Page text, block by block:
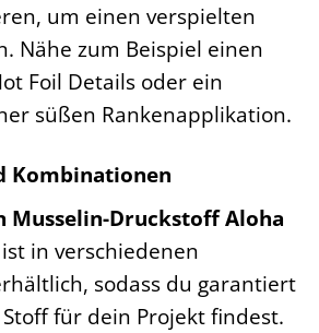
um einen verspielten
Nähe zum Beispiel einen
Foil Details oder ein
süßen Rankenapplikation.
Kombinationen
Musselin-Druckstoff Aloha
ist in verschiedenen
sodass du garantiert
für dein Projekt findest.